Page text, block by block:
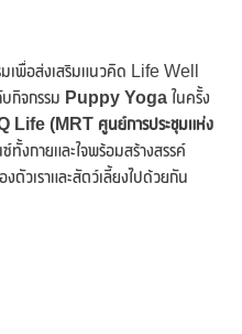
เพื่อส่งเสริมแนวคิด Life Well
กิจกรรม Puppy Yoga ในครั้ง
(MRT ศูนย์การประชุมแห่ง
ทั้งกายและใจพร้อมสร้างสรรค์
วเราและสัตว์เลี้ยงไปด้วยกัน